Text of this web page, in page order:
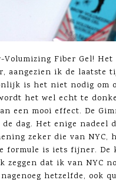
Volumizing Fiber Gel!
aangezien ik de laatste
is het niet nodig om
het wel echt te
een mooi effect. De
dag. Het enige nadeel
zeker die van NYC,
formule is iets fijner.
zeggen dat ik van NYC
hetzelfde, ook